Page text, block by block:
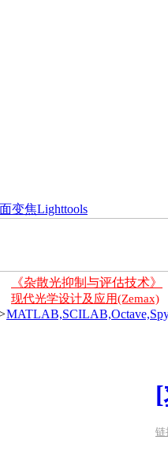
变焦Lighttools
《杂散光抑制与评估技术》
现代光学设计及应用(Zemax)
链